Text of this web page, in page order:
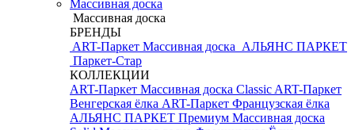
Массивная доска
Массивная доска
БРЕНДЫ
ART-Паркет Массивная доска АЛЬЯНС ПАРКЕТ
Паркет-Стар
КОЛЛЕКЦИИ
ART-Паркет Массивная доска Classic ART-Паркет
Венгерская ёлка ART-Паркет Французская ёлка
АЛЬЯНС ПАРКЕТ Премиум Массивная доска